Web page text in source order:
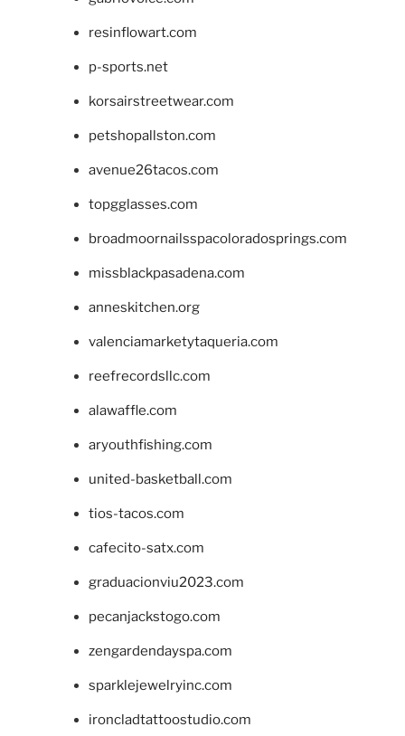
resinflowart.com
p-sports.net
korsairstreetwear.com
petshopallston.com
avenue26tacos.com
topgglasses.com
broadmoornailsspacoloradosprings.com
missblackpasadena.com
anneskitchen.org
valenciamarketytaqueria.com
reefrecordsllc.com
alawaffle.com
aryouthfishing.com
united-basketball.com
tios-tacos.com
cafecito-satx.com
graduacionviu2023.com
pecanjackstogo.com
zengardendayspa.com
sparklejewelryinc.com
ironcladtattoostudio.com